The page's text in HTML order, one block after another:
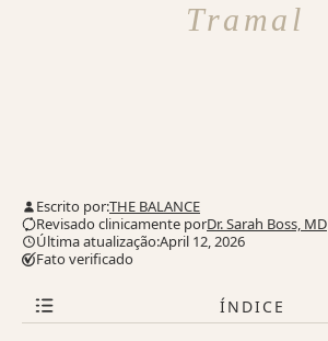
Tramal
Escrito por:THE BALANCE
Revisado clinicamente porDr. Sarah Boss, MD
Última atualização:April 12, 2026
Fato verificado
ÍNDICE